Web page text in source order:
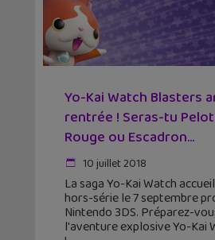
Yo-Kai Watch Blasters
rentrée ! Seras-tu
Rouge ou Escadron...
10 juillet 2018
La saga Yo-Kai Watch
hors-série le 7 septembre
Nintendo 3DS. Préparez-
l'aventure explosive Yo-Kai